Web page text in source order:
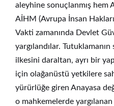
aleyhine sonuçlanmış hem
AİHM (Avrupa İnsan
Vakti zamanında Devlet
yargılandılar.
ilkesini daraltan, ayrı bir
için olağanüstü yetkilere
yürürlüğe giren Anayasa
o mahkemelerde